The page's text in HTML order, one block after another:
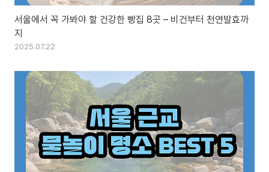
서울에서 꼭 가봐야 할 건강한 빵집 8곳 – 비건부터 천연발효까
지
2025.07.22